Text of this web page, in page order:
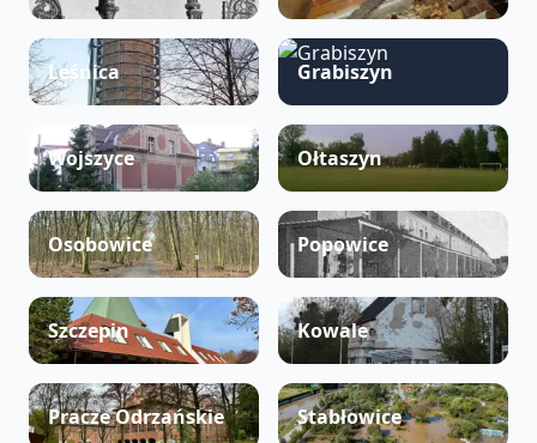
Leśnica Grabiszyn
Wojszyce Ołtaszyn
Osobowice Popowice
Szczepin Kowale
Pracze Odrzańskie Stabłowice